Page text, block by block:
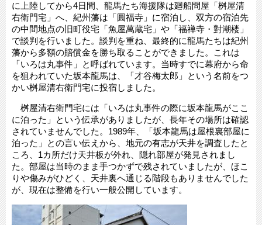
に上陸してから4日間、龍馬たち海援隊は廻船問屋「桝屋清
右衛門宅」へ、紀州藩は「圓福寺」に宿泊し、双方の宿泊先
の中間地点の旧町役宅「魚屋萬蔵宅」や「福禅寺・對潮楼」
で談判を行いました。談判を重ね、最終的に龍馬たちは紀州
藩から多額の賠償金を勝ち取ることができました。これは
「いろは丸事件」と呼ばれています。当時すでに幕府から命
を狙われていた坂本龍馬は、「才谷梅太郎」という名前をつ
かい桝屋清右衛門宅に投宿しました。
桝屋清右衛門宅には「いろは丸事件の際に坂本龍馬がここ
に泊った」という伝承がありましたが、長年その場所は確認
されていませんでした。1989年、「坂本龍馬は屋根裏部屋に
泊った」との言い伝えから、地元の有志が天井を調査したと
ころ、1カ所だけ天井板が外れ、隠れ部屋が発見されまし
た。部屋は当時のまま手つかずで残されていましたが、ほこ
りや傷みがひどく、天井裏へ通じる階段もありませんでした
が、現在は整備を行い一般公開しています。